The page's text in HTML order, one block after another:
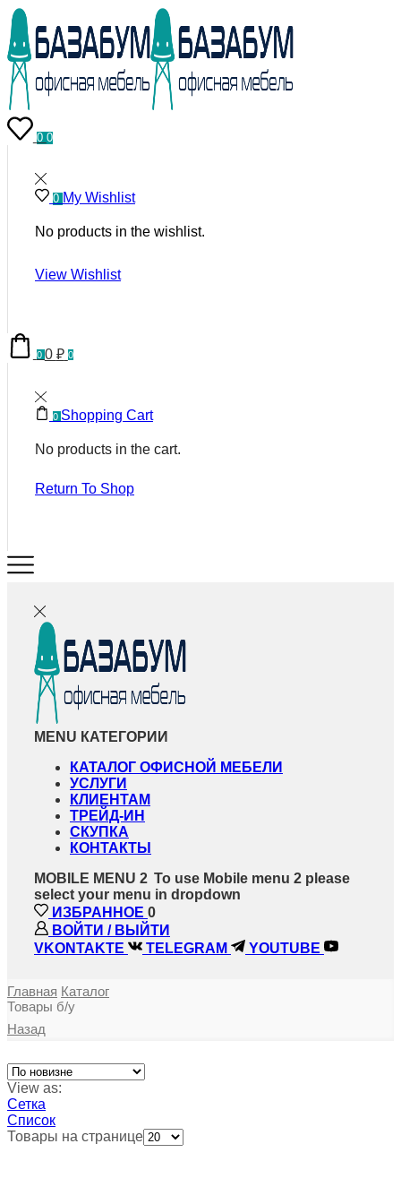
0 0
0 My Wishlist
No products in the wishlist.
View Wishlist
0 0 ₽ 0
0 Shopping Cart
No products in the cart.
Return To Shop
MENU КАТЕГОРИИ
КАТАЛОГ ОФИСНОЙ МЕБЕЛИ
УСЛУГИ
КЛИЕНТАМ
ТРЕЙД-ИН
СКУПКА
КОНТАКТЫ
MOBILE MENU 2 To use Mobile menu 2 please
select your menu in dropdown
ИЗБРАННОЕ 0
ВОЙТИ / ВЫЙТИ
VKONTAKTE
TELEGRAM YOUTUBE
Главная Каталог
Товары б/у
Назад
View as:
Сетка
Список
Товары на странице